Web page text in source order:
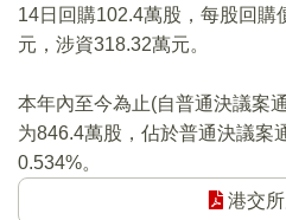
14日回購102.4萬股，每股回購
元，涉資318.32萬元。
本年內至今為止(自普通決議案
为846.4萬股，佔於普通決議案
0.534%。
港交